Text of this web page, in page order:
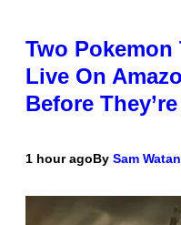
Two Pokemon
Live On
Before
1 hour agoBy Sam